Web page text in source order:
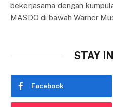
bekerjasama dengan
MASDO di bawah Warner
STAY
Facebook